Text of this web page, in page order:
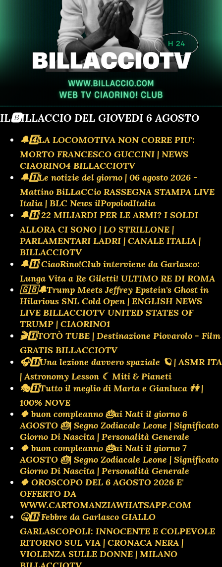
IL🅱️ILLACCIO DEL GIOVEDI 6 AGOSTO
🔔4️⃣LA LOCOMOTIVA NON CORRE PIU':
MORTO FRANCESCO GUCCINI | NEWS
CIAORINO4 BILLACCIOTV
🔔1️⃣Le notizie del giorno | 06 agosto 2026 -
Mattino BiLLaCCio RASSEGNA STAMPA LIVE
Italia | BLC News ilPopolodItalia
🔔1️⃣ 22 MILIARDI PER LE ARMI? I SOLDI
ALLORA CI SONO | LO STRILLONE |
PARLAMENTARI LADRI | CANALE ITALIA |
BILLACCIOTV
🔔1️⃣ CiaoRino!Club interviene da Garlasco:
Lunga Vita a Re Giletti! ULTIMO RE DI ROMA
🇬🇧🔔Trump Meets Jeffrey Epstein's Ghost in
Hilarious SNL Cold Open | ENGLISH NEWS
LIVE BILLACCIOTV UNITED STATES OF
TRUMP | CIAORINO1
🎬1️⃣TOTÒ TUBE | Destinazione Piovarolo - Film
GRATIS BILLACCIOTV
🎧1️⃣Una lezione davvero spaziale 🪐 | ASMR ITA
| Astronomy Lesson ☾ Miti & Pianeti
🎭1️⃣Tutto il meglio di Marta e Gianluca 👫 |
100% NOVE
🍀 buon compleanno 🎂ai Nati il giorno 6
AGOSTO 🎂| Segno Zodiacale Leone | Significato
Giorno Di Nascita | Personalità Generale
🍀 buon compleanno 🎂ai Nati il giorno 7
AGOSTO 🎂| Segno Zodiacale Leone | Significato
Giorno Di Nascita | Personalità Generale
🍀 OROSCOPO DEL 6 AGOSTO 2026 E'
OFFERTO DA
WWW.CARTOMANZIAWHATSAPP.COM
🤒1️⃣ Febbre da Garlasco GIALLO
GARLASCOPOLI: INNOCENTE E COLPEVOLE
RITORNO SUL VIA | CRONACA NERA |
VIOLENZA SULLE DONNE | MILANO